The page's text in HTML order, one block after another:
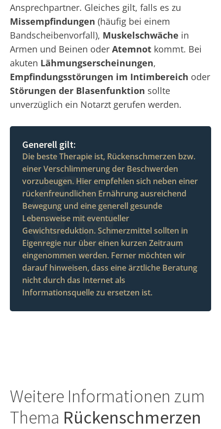
Ansprechpartner. Gleiches gilt, falls es zu
Missempfindungen (häufig bei einem
Bandscheibenvorfall), Muskelschwäche in
Armen und Beinen oder Atemnot kommt. Bei
akuten Lähmungserscheinungen,
Empfindungsstörungen im Intimbereich oder
Störungen der Blasenfunktion sollte
unverzüglich ein Notarzt gerufen werden.
Generell gilt:
Die beste Therapie ist, Rückenschmerzen bzw.
einer Verschlimmerung der Beschwerden
vorzubeugen. Hier empfehlen sich neben einer
rückenfreundlichen Ernährung ausreichend
Bewegung und eine generell gesunde
Lebensweise mit eventueller
Gewichtsreduktion. Schmerzmittel sollten in
Eigenregie nur über einen kurzen Zeitraum
eingenommen werden. Ferner möchten wir
darauf hinweisen, dass eine ärztliche Beratung
nicht durch das Internet als
Informationsquelle zu ersetzen ist.
Weitere Informationen zum
Thema Rückenschmerzen